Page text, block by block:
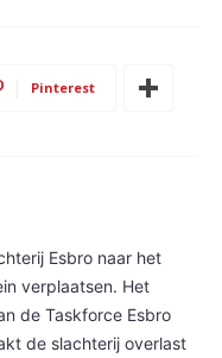
Pinterest
Esbro naar het
verplaatsen. Het
de Taskforce Esbro
de slachterij overlast